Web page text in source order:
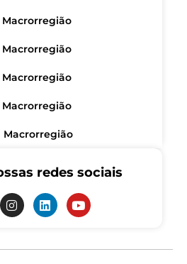
Macrorregião
Macrorregião
Macrorregião
Macrorregião
Macrorregião
redes sociais